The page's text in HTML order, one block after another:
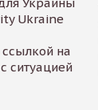
Ukraine
на
ситуацией